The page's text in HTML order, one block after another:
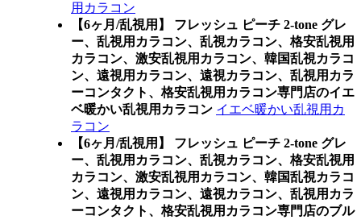
用カラコン
【6ヶ月/乱視用】 フレッシュ ピーチ 2-tone グレ
ー、乱視用カラコン、乱視カラコン、格安乱視用
カラコン、激安乱視用カラコン、韓国乱視カラコ
ン、遠視用カラコン、遠視カラコン、乱視用カラ
ーコンタクト、格安乱視用カラコン専門店のイエ
ベ暖かい乱視用カラコン イエベ暖かい乱視用カ
ラコン
【6ヶ月/乱視用】 フレッシュ ピーチ 2-tone グレ
ー、乱視用カラコン、乱視カラコン、格安乱視用
カラコン、激安乱視用カラコン、韓国乱視カラコ
ン、遠視用カラコン、遠視カラコン、乱視用カラ
ーコンタクト、格安乱視用カラコン専門店のブル